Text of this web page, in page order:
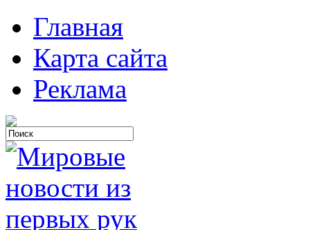
Главная
Карта сайта
Реклама